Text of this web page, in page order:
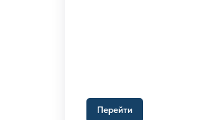
Перейти